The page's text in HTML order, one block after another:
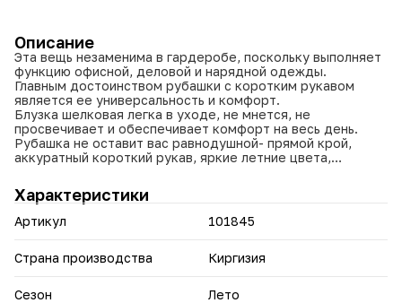
Описание
Эта вещь незаменима в гардеробе, поскольку выполняет
функцию офисной, деловой и нарядной одежды.
Главным достоинством рубашки с коротким рукавом
является ее универсальность и комфорт.
Блузка шелковая легка в уходе, не мнется, не
просвечивает и обеспечивает комфорт на весь день.
Рубашка не оставит вас равнодушной- прямой крой,
аккуратный короткий рукав, яркие летние цвета,
пошив, подчеркнут и украсят фигуру любой женщины.
Характеристики
Артикул 101845
Страна производства Киргизия
Сезон Лето